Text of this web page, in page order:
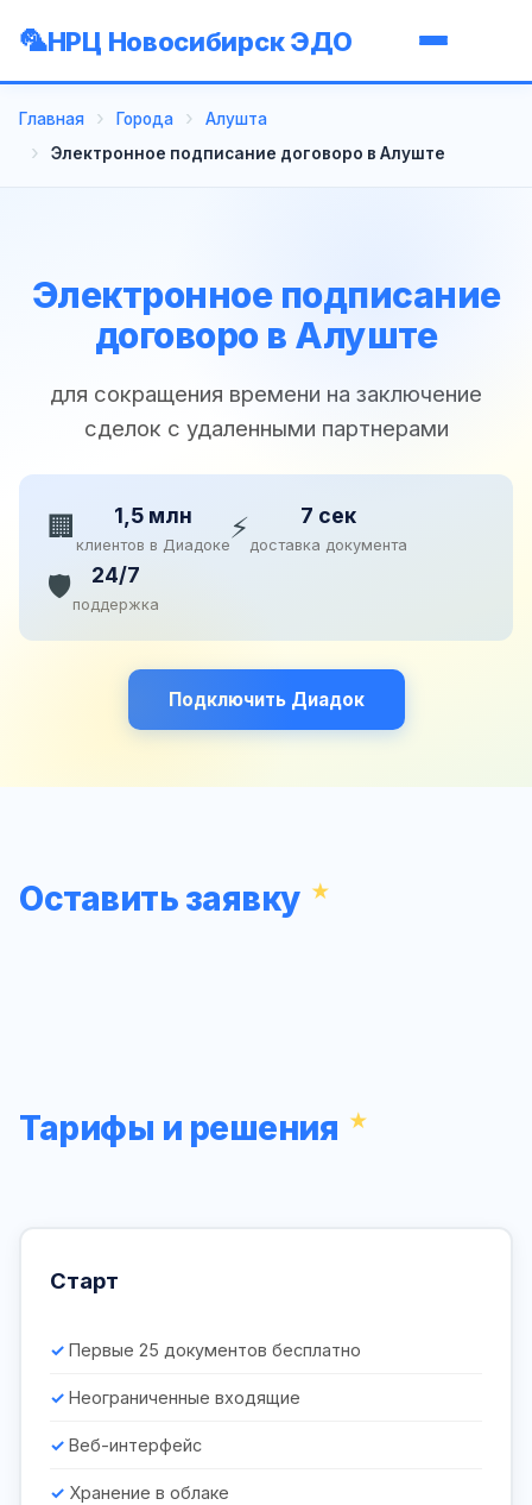
НРЦ Новосибирск ЭДО
Главная Города
Алушта
Электронное подписание договоро в Алуште
Электронное подписание
договоро в Алуште
для сокращения времени на заключение
сделок с удаленными партнерами
🏢 1,5 млн
клиентов в Диадоке⚡ 7 сек
доставка документа
🛡️ 24/7
поддержка
Подключить Диадок
Оставить заявку
Тарифы и решения
Старт
Первые 25 документов бесплатно
Неограниченные входящие
Веб-интерфейс
Хранение в облаке